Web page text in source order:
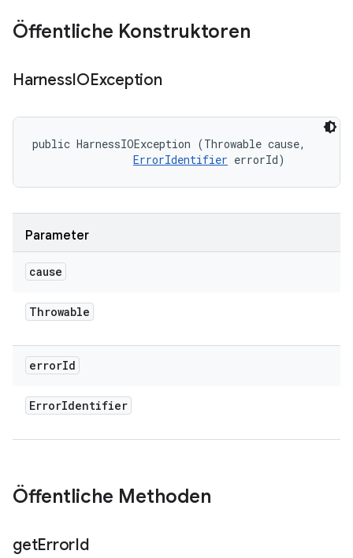
Öffentliche Konstruktoren
HarnessIOException
public HarnessIOException (Throwable cause,
ErrorIdentifier errorId)
Parameter
cause
Throwable
errorId
ErrorIdentifier
Öffentliche Methoden
getErrorId